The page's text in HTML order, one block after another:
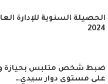
الحصيلة السنوية للإدارة
2024
ضبط شخص متلبس بحيازة و
على مستوى دوار سيدي…